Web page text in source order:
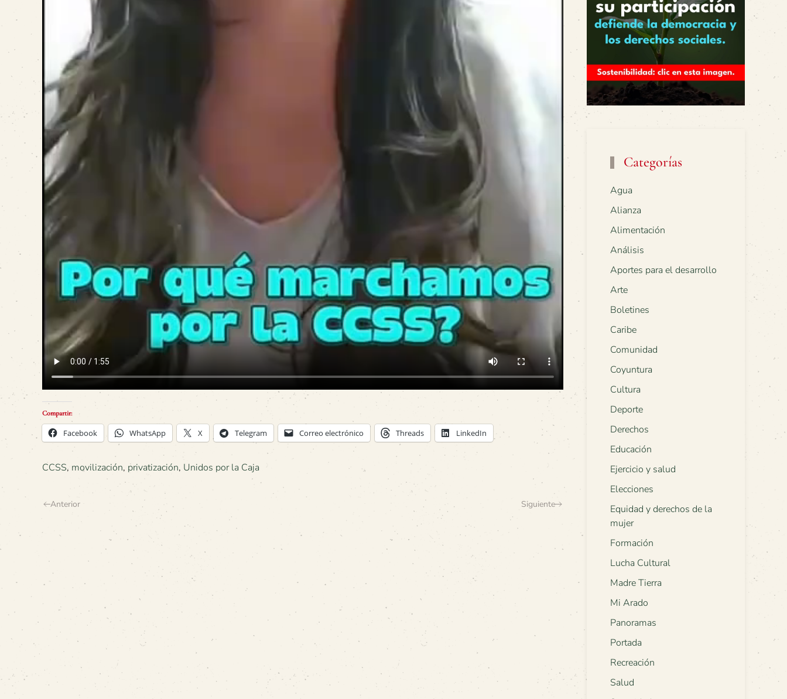
Compartir:
Facebook WhatsApp X Telegram Correo electrónico Threads LinkedIn
CCSS, movilización, privatización, Unidos por la Caja
Anterior Siguiente
Categorías
Agua
Alianza
Alimentación
Análisis
Aportes para el desarrollo
Arte
Boletines
Caribe
Comunidad
Coyuntura
Cultura
Deporte
Derechos
Educación
Ejercicio y salud
Elecciones
Equidad y derechos de la
mujer
Formación
Lucha Cultural
Madre Tierra
Mi Arado
Panoramas
Portada
Recreación
Salud